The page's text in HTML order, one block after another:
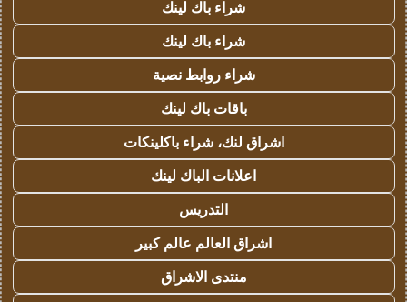
شراء باك لينك
شراء باك لينك
شراء روابط نصية
باقات باك لينك
اشراق لنك، شراء باكلينكات
اعلانات الباك لينك
التدريس
اشراق العالم عالم كبير
منتدى الاشراق